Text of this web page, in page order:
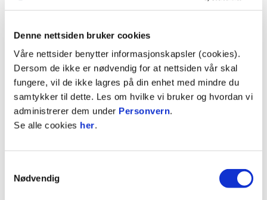
Denne nettsiden bruker cookies
Våre nettsider benytter informasjonskapsler (cookies).
Dersom de ikke er nødvendig for at nettsiden vår skal
fungere, vil de ikke lagres på din enhet med mindre du
samtykker til dette. Les om hvilke vi bruker og hvordan vi
administrerer dem under Personvern.
Se alle cookies her.
Nødvendig
Partnernivå: Samarbeidspartnere
Webadresse:http://nofi.no/